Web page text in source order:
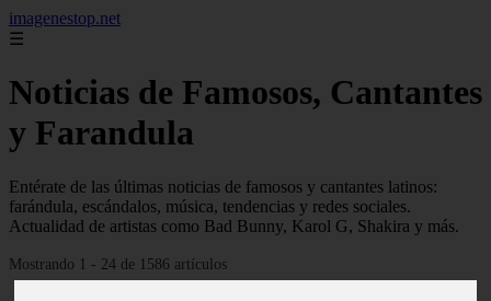
imagenestop.net
☰
Noticias de Famosos, Cantantes
y Farandula
Entérate de las últimas noticias de famosos y cantantes latinos:
farándula, escándalos, música, tendencias y redes sociales.
Actualidad de artistas como Bad Bunny, Karol G, Shakira y más.
Mostrando 1 - 24 de 1586 artículos